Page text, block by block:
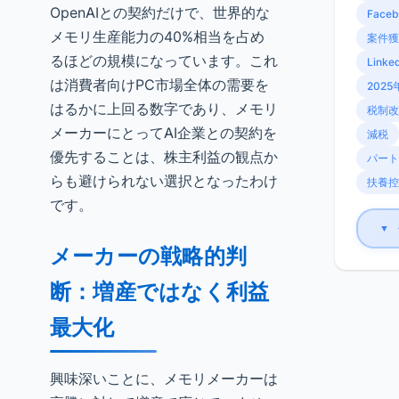
OpenAIとの契約だけで、世界的な
メモリ生産能力の40%相当を占め
るほどの規模になっています。これ
は消費者向けPC市場全体の需要を
はるかに上回る数字であり、メモリ
メーカーにとってAI企業との契約を
優先することは、株主利益の観点か
らも避けられない選択となったわけ
です。
メーカーの戦略的判
断：増産ではなく利益
最大化
興味深いことに、メモリメーカーは
案件
2025
税制
減税
パート
扶養
▼